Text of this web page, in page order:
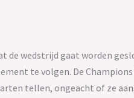
de wedstrijd gaat worden
te volgen. De
tellen, ongeacht of ze